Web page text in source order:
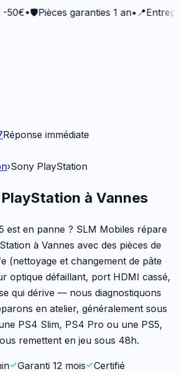
•🛡️Pièces garanties 1 an•📍Entreprise
Réponse immédiate
›Sony PlayStation
à Vannes
est en panne ? SLM Mobiles répare
à Vannes avec des pièces de
(nettoyage et changement de pâte
optique défaillant, port HDMI cassé,
qui dérive — nous diagnostiquons
en atelier, généralement sous
PS4 Slim, PS4 Pro ou une PS5,
remettent en jeu sous 48h.
Garanti 12 mois
Certifié